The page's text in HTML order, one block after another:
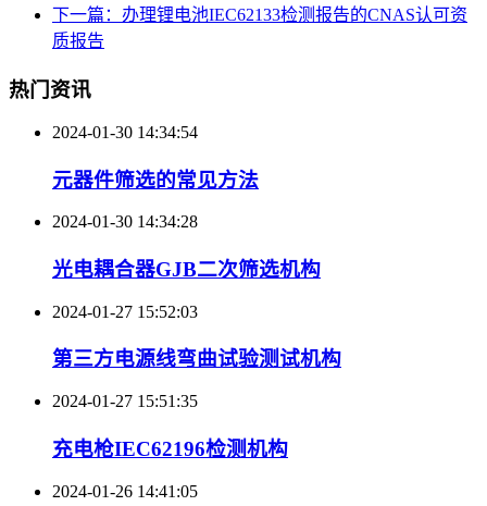
下一篇：办理锂电池IEC62133检测报告的CNAS认可资
质报告
热门资讯
2024-01-30 14:34:54
元器件筛选的常见方法
2024-01-30 14:34:28
光电耦合器GJB二次筛选机构
2024-01-27 15:52:03
第三方电源线弯曲试验测试机构
2024-01-27 15:51:35
充电枪IEC62196检测机构
2024-01-26 14:41:05